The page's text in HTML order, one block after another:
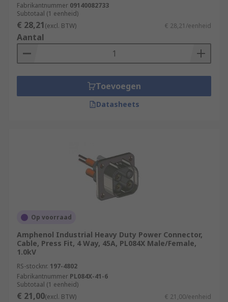
Fabrikantnummer 09140082733
Subtotaal (1 eenheid)
€ 28,21(excl. BTW) € 28,21/eenheid
Aantal
Toevoegen
Datasheets
Op voorraad
Amphenol Industrial Heavy Duty Power Connector,
Cable, Press Fit, 4 Way, 45A, PL084X Male/Female,
1.0kV
RS-stocknr. 197-4802
Fabrikantnummer PL084X-41-6
Subtotaal (1 eenheid)
€ 21,00(excl. BTW) € 21,00/eenheid